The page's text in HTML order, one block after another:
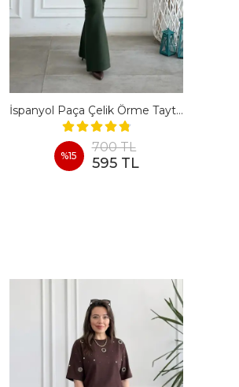
İspanyol Paça Çelik Örme Tayt Pantolon
%15
700 TL
595 TL